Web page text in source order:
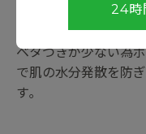
ベタつかずうるおい
ベタつきが少ない為
で肌の水分発散を防
す｡
24時